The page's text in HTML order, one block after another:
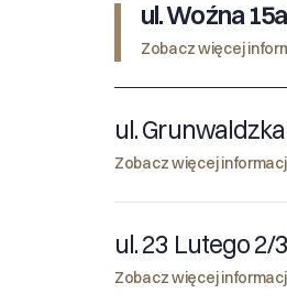
ul. Woźna 15a
Zobacz więcej
ul.
Zobacz więcej
ul. 23 Lutego 2/3
Zobacz więcej